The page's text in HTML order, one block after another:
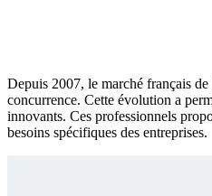
Depuis 2007, le marché français de
concurrence. Cette évolution a
innovants. Ces professionnels
besoins spécifiques des entreprises.